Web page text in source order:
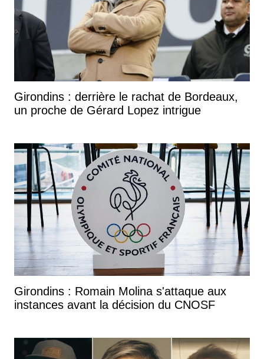
Girondins : derrière le rachat de Bordeaux,
un proche de Gérard Lopez intrigue
Girondins : Romain Molina s'attaque aux
instances avant la décision du CNOSF